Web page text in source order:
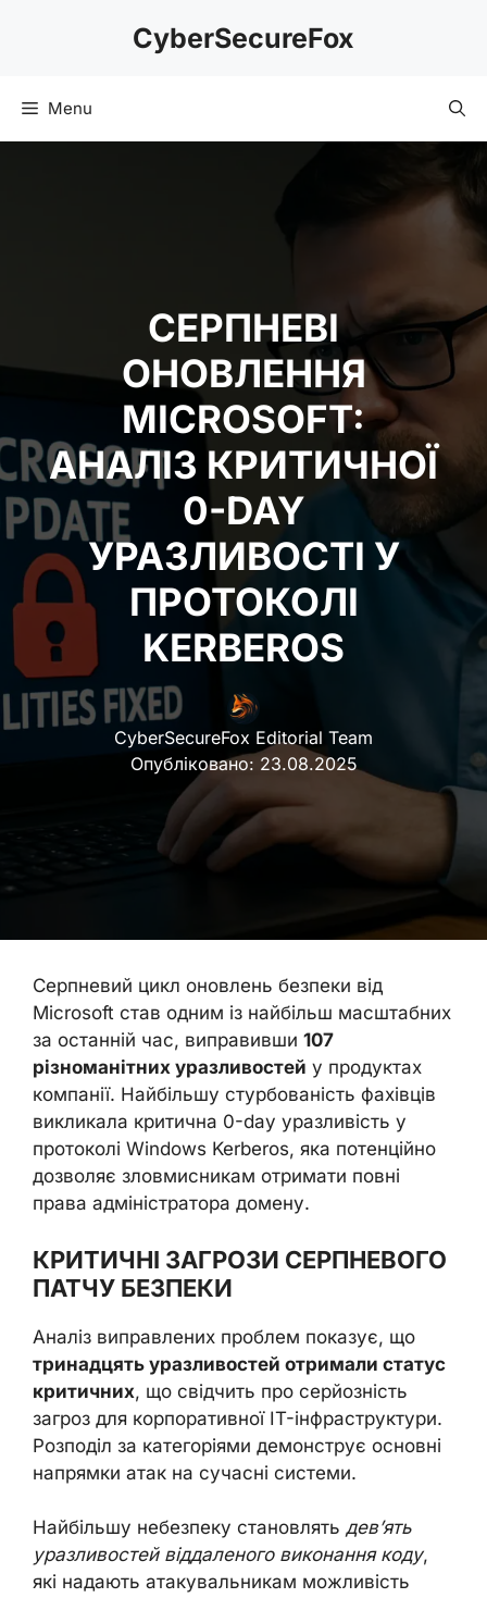
CyberSecureFox
Menu
СЕРПНЕВІ
ОНОВЛЕННЯ
MICROSOFT:
АНАЛІЗ КРИТИЧНОЇ
0-DAY
УРАЗЛИВОСТІ У
ПРОТОКОЛІ
KERBEROS
CyberSecureFox Editorial Team
Опубліковано: 23.08.2025
Серпневий цикл оновлень безпеки від
Microsoft став одним із найбільш масштабних
за останній час, виправивши 107
різноманітних уразливостей у продуктах
компанії. Найбільшу стурбованість фахівців
викликала критична 0-day уразливість у
протоколі Windows Kerberos, яка потенційно
дозволяє зловмисникам отримати повні
права адміністратора домену.
КРИТИЧНІ ЗАГРОЗИ СЕРПНЕВОГО
ПАТЧУ БЕЗПЕКИ
Аналіз виправлених проблем показує, що
тринадцять уразливостей отримали статус
критичних, що свідчить про серйозність
загроз для корпоративної IT-інфраструктури.
Розподіл за категоріями демонструє основні
напрямки атак на сучасні системи.
Найбільшу небезпеку становлять дев’ять
уразливостей віддаленого виконання коду,
які надають атакувальникам можливість